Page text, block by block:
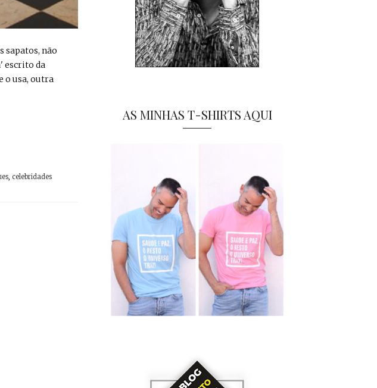
sapatos, não
escrito da
o usa, outra
, celebridades
AS MINHAS T-SHIRTS AQUI